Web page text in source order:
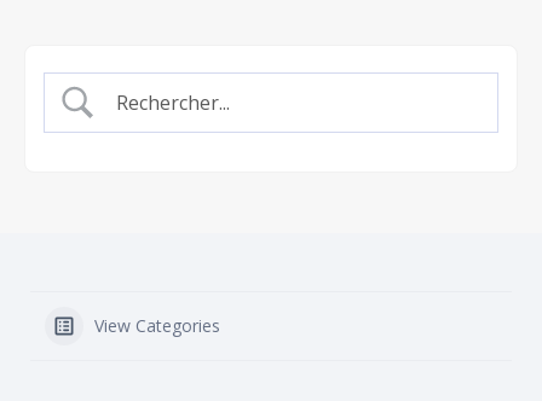
View Categories